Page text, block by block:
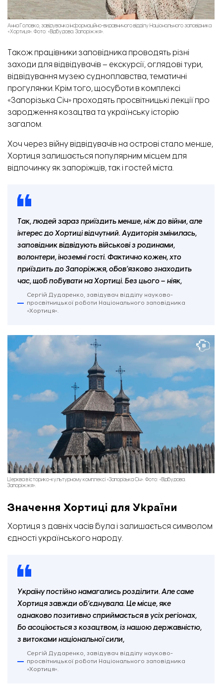
Анна Головко, завідувачка інформаційно-видавничого відділу Національного заповідника
«Хортиця». Фото: «Відбудова. Запоріжжя».
Також працівники заповідника проводять різні
заходи для відвідувачів – екскурсії, оглядові тури,
відвідування музею судноплавства, тематичні
прогулянки. Крім того, щосуботи в комплексі
«Запорізька Січ» проходять просвітницькі лекції про
зародження козацтва та українську історію
загалом.
Хоч через війну відвідувачів на острові стало менше,
Хортиця залишається популярним місцем для
відпочинку як запоріжців, так і гостей міста.
Так, людей зараз приїздить менше, ніж до війни, але
інтерес до Хортиці відчутний. Аудиторія змінилась,
заповідник відвідують військові з родинами,
волонтери, іноземні гості. Фактично кожен, хто
приїздить до Запоріжжя, обов’язково знаходить
час, щоб побувати на Хортиці. Без цього – ніяк,
Сергій Дударенко, завідувач відділу науково-
просвітницької роботи Національного заповідника
«Хортиця».
Церква в історико-культурному комплексі «Запорізька Січ». Фото: «Відбудова.
Запоріжжя».
Значення Хортиці для України
Хортиця з давніх часів була і залишається символом
єдності українського народу.
Україну постійно намагались розділити. Але саме
Хортиця завжди об’єднувала. Це місце, яке
однаково позитивно сприймається в усіх регіонах,
бо асоціюється з козацтвом, із нашою державністю,
з витоками національної сили,
Сергій Дударенко, завідувач відділу науково-
просвітницької роботи Національного заповідника
«Хортиця».